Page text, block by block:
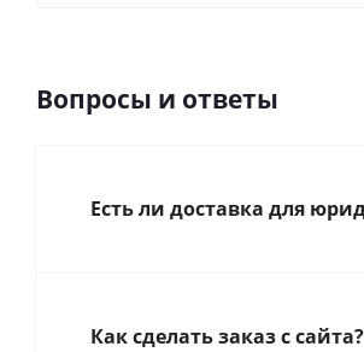
Вопросы и ответы
Есть ли доставка для
Как сделать заказ с сайта?